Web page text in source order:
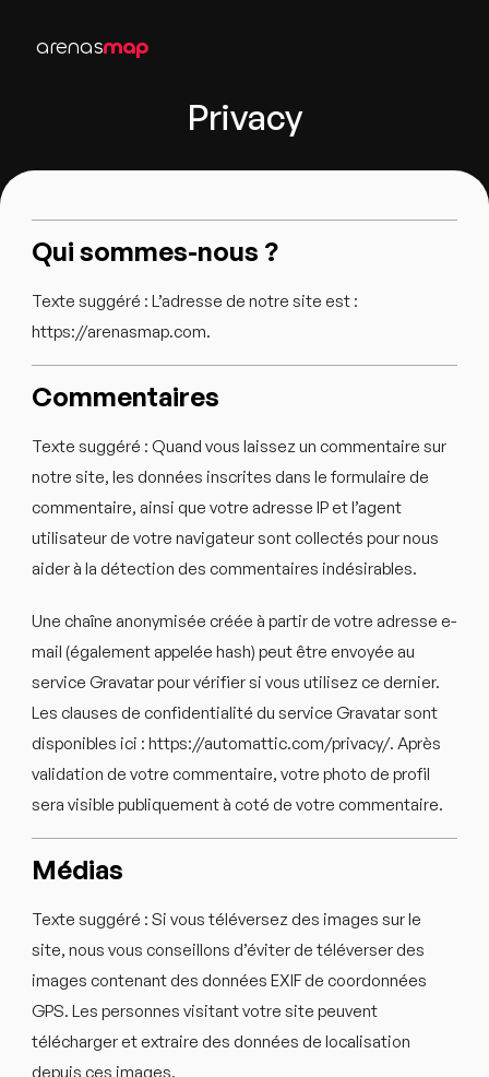
arenasmap
Privacy
Qui sommes-nous ?
Texte suggéré : L’adresse de notre site est :
https://arenasmap.com.
Commentaires
Texte suggéré : Quand vous laissez un commentaire sur
notre site, les données inscrites dans le formulaire de
commentaire, ainsi que votre adresse IP et l’agent
utilisateur de votre navigateur sont collectés pour nous
aider à la détection des commentaires indésirables.
Une chaîne anonymisée créée à partir de votre adresse e-
mail (également appelée hash) peut être envoyée au
service Gravatar pour vérifier si vous utilisez ce dernier.
Les clauses de confidentialité du service Gravatar sont
disponibles ici : https://automattic.com/privacy/. Après
validation de votre commentaire, votre photo de profil
sera visible publiquement à coté de votre commentaire.
Médias
Texte suggéré : Si vous téléversez des images sur le
site, nous vous conseillons d’éviter de téléverser des
images contenant des données EXIF de coordonnées
GPS. Les personnes visitant votre site peuvent
télécharger et extraire des données de localisation
depuis ces images.